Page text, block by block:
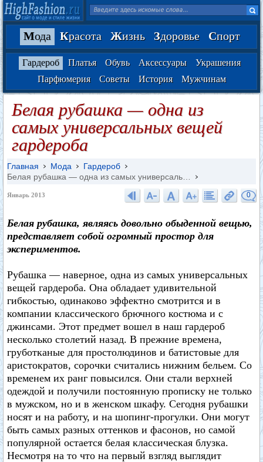
Мода Красота Жизнь Здоровье Спорт
Гардероб Платья Обувь Аксессуары
Украшения
Парфюмерия
Советы История Мужчинам
Белая рубашка — одна из
самых универсальных вещей
гардероба
Главная Мода
Гардероб
Белая рубашка — одна из самых универсаль…
Январь 2013 0
Белая рубашка, являясь довольно обыденной вещью,
представляет собой огромный простор для
экспериментов.
Рубашка — наверное, одна из самых универсальных
вещей гардероба. Она обладает удивительной
гибкостью, одинаково эффектно смотрится и в
компании классического брючного костюма и с
джинсами. Этот предмет вошел в наш гардероб
несколько столетий назад. В прежние времена,
груботканые для простолюдинов и батистовые для
аристократов, сорочки считались нижним бельем. Со
временем их ранг повысился. Они стали верхней
одеждой и получили постоянную прописку не только
в мужском, но и в женском шкафу. Сегодня рубашки
носят и на работу, и на шопинг-прогулки. Они могут
быть самых разных оттенков и фасонов, но самой
популярной остается белая классическая блузка.
Несмотря на то что на первый взгляд выглядит